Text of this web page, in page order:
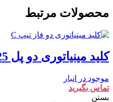
محصولات مرتبط
کلید مینیاتوری دو پل 25 آمپر دنا الکتریک
موجود در انبار
تماس بگیرید
بستن